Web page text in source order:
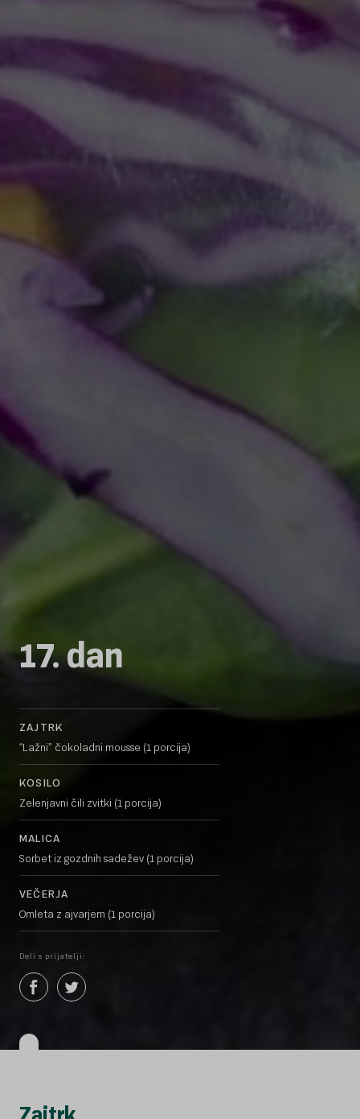
17. dan
ZAJTRK
“Lažni” čokoladni mousse (1 porcija)
KOSILO
Zelenjavni čili zvitki (1 porcija)
MALICA
Sorbet iz gozdnih sadežev (1 porcija)
VEČERJA
Omleta z ajvarjem (1 porcija)
Deli s prijatelji: